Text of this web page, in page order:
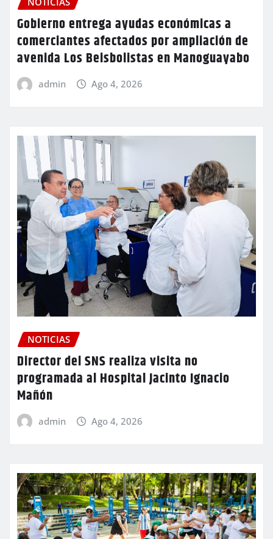
Gobierno entrega ayudas económicas a
comerciantes afectados por ampliación de
avenida Los Beisbolistas en Manoguayabo
admin Ago 4, 2026
NOTICIAS
Director del SNS realiza visita no
programada al Hospital Jacinto Ignacio
Mañón
admin Ago 4, 2026